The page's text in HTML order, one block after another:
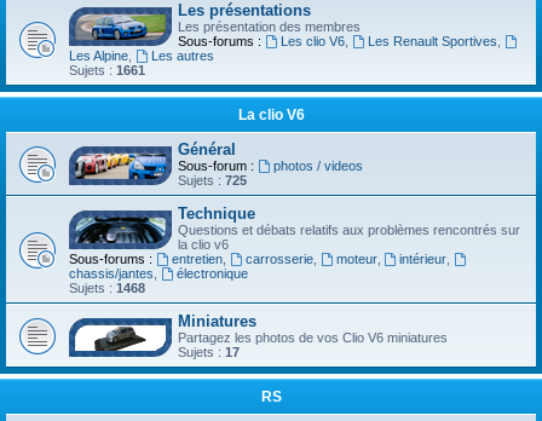
Les présentations
Les présentation des membres
Sous-forums :
Les clio V6, Les Renault Sportives,
Les Alpine,
Les autres
Sujets : 1661
La clio V6
Général
Sous-forum :
photos / videos
Sujets : 725
Technique
Questions et débats relatifs aux problèmes rencontrés sur
la clio v6
Sous-forums :
entretien, carrosserie, moteur, intérieur,
chassis/jantes,
électronique
Sujets : 1468
Miniatures
Partagez les photos de vos Clio V6 miniatures
Sujets : 17
RS